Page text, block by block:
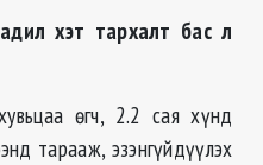
хэт тархалт бас л
өгч, 2.2 сая хүнд
тарааж, эзэнгүйдүүлэх